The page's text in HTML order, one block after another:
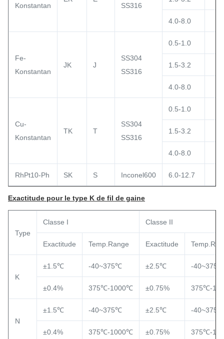
Konstantan
SS316
4.0-8.0
Fe-
Konstantan
JK J
SS304
SS316
0.5-1.0
1.5-3.2
4.0-8.0
Cu-
Konstantan
TK T
SS304
SS316
0.5-1.0
1.5-3.2
4.0-8.0
RhPt10-Ph SK S Inconel600 6.0-12.7
Exactitude pour le type K de fil de gaine
Type
Classe I Classe II
Exactitude Temp.Range Exactitude
K
±1.5℃ -40~375℃ ±2.5℃ -40~375℃
±0.4% 375℃-1000℃ ±0.75% 375℃-
N
±1.5℃ -40~375℃ ±2.5℃ -40~375℃
±0.4% 375℃-1000℃ ±0.75% 375℃-